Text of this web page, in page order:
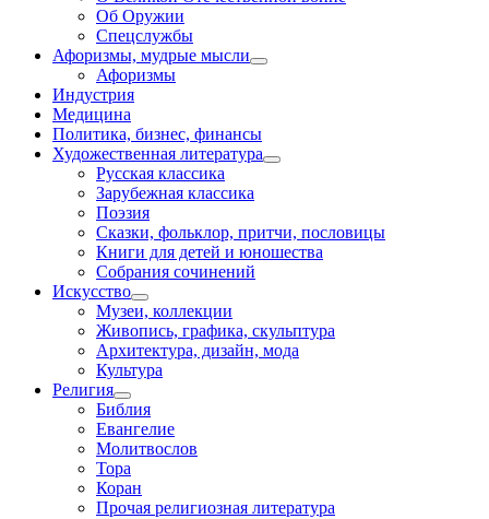
Об Оружии
Спецслужбы
Афоризмы, мудрые мысли
Афоризмы
Индустрия
Медицина
Политика, бизнес, финансы
Художественная литература
Русская классика
Зарубежная классика
Поэзия
Сказки, фольклор, притчи, пословицы
Книги для детей и юношества
Собрания сочинений
Искусство
Музеи, коллекции
Живопись, графика, скульптура
Архитектура, дизайн, мода
Культура
Религия
Библия
Евангелие
Молитвослов
Тора
Коран
Прочая религиозная литература